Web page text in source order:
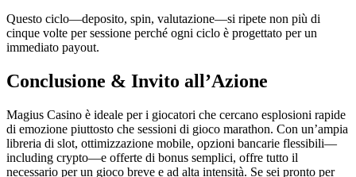
Questo ciclo—deposito, spin, valutazione—si ripete non più di
cinque volte per sessione perché ogni ciclo è progettato per un
immediato payout.
Conclusione & Invito all’Azione
Magius Casino è ideale per i giocatori che cercano esplosioni rapide
di emozione piuttosto che sessioni di gioco marathon. Con un’ampia
libreria di slot, ottimizzazione mobile, opzioni bancarie flessibili—
including crypto—e offerte di bonus semplici, offre tutto il
necessario per un gioco breve e ad alta intensità. Se sei pronto per